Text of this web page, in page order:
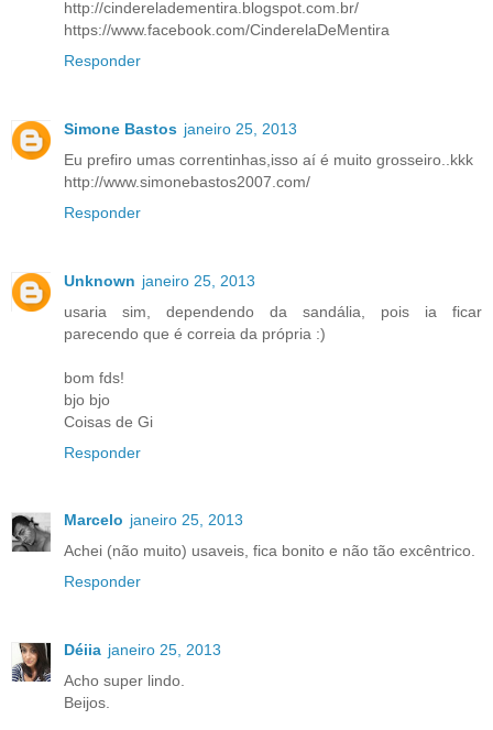
http://cindereladementira.blogspot.com.br/
https://www.facebook.com/CinderelaDeMentira
Responder
Simone Bastos janeiro 25, 2013
Eu prefiro umas correntinhas,isso aí é muito grosseiro..kkk
http://www.simonebastos2007.com/
Responder
Unknown janeiro 25, 2013
usaria sim, dependendo da sandália, pois ia ficar
parecendo que é correia da própria :)
bom fds!
bjo bjo
Coisas de Gi
Responder
Marcelo janeiro 25, 2013
Achei (não muito) usaveis, fica bonito e não tão excêntrico.
Responder
Déiia janeiro 25, 2013
Acho super lindo.
Beijos.